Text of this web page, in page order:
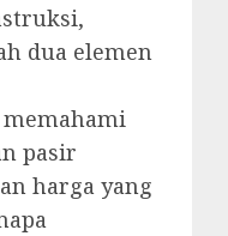
dua elemen
pasir
harga yang